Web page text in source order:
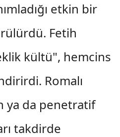
etkin bir
Fetih
kültü", hemcins
Romalı
ya da penetratif
takdirde